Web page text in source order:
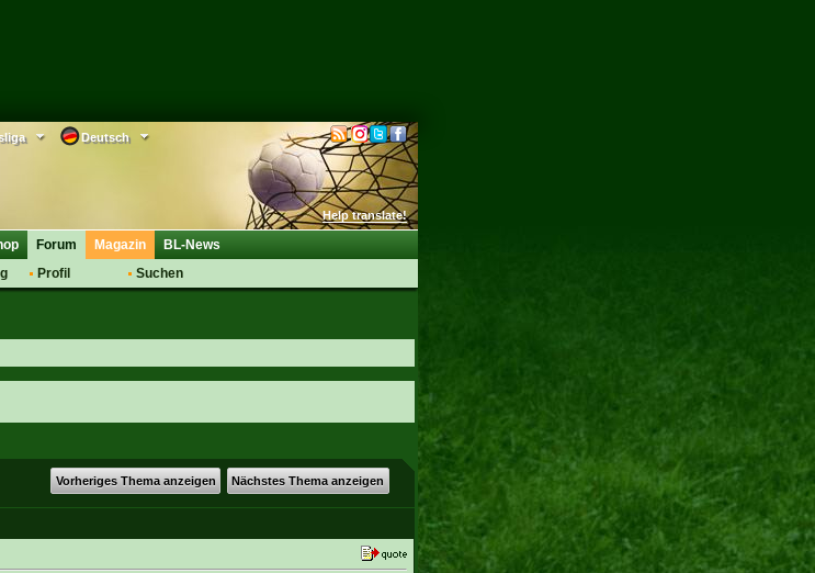
Deutsch
Help translate!
Forum
Profil
Suchen
Magazin BL-News
Vorheriges Thema anzeigen Nächstes Thema anzeigen